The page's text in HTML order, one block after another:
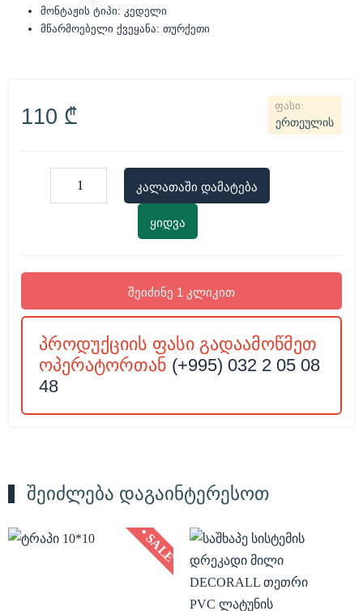
მონტაჟის ტიპი: კედელი
მწარმოებელი ქვეყანა: თურქეთი
110 ₾ ერთეულის
კალათაში დამატება
ყიდვა
შეიძინე 1 კლიკით
პროდუქციის ფასი გადაამოწმეთ
ოპერატორთან (+995) 032 2 05 08
48
შეიძლება დაგაინტერესოთ
• SALE